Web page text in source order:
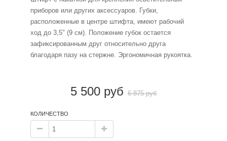
приборов или других аксессуаров. Губки,
расположенные в центре штифта, имеют рабочий
ход до 3,5" (9 см). Положение губок остается
зафиксированным друг относительно друга
благодаря пазу на стержне. Эргономичная рукоятка.
5 500 руб 6 875 руб
КОЛИЧЕСТВО